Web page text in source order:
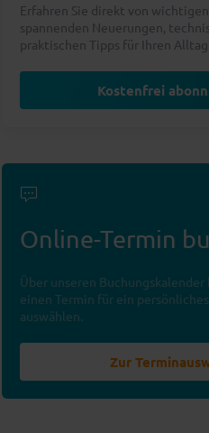
Erfahren Sie direkt von
spannenden Neuerungen,
praktischen Tipps für Ihren Alltag.
Kostenfrei
Online-Termin
Über unseren Buchungskalender
einen Termin für ein
auswählen.
Zur